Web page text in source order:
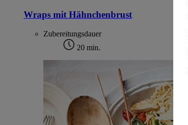
Wraps mit Hähnchenbrust
Zubereitungsdauer
20 min.